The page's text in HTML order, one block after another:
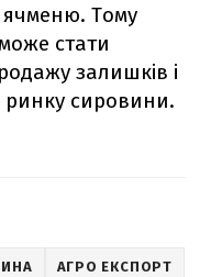
ячменю. Тому
стати
залишків і
сировини.
АГРО ЕКСПОРТ